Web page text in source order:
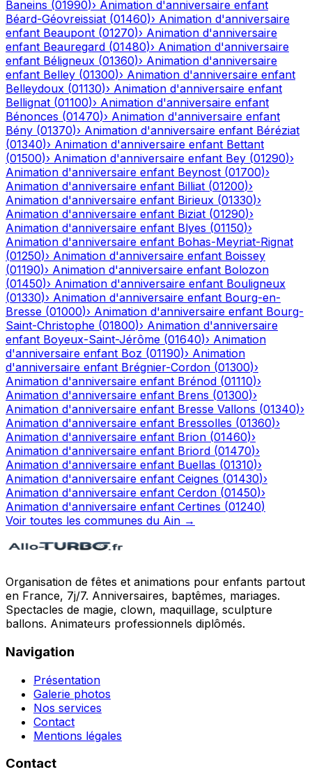
Baneins (01990)› Animation d'anniversaire enfant
Béard-Géovreissiat (01460)› Animation d'anniversaire
enfant Beaupont (01270)› Animation d'anniversaire
enfant Beauregard (01480)› Animation d'anniversaire
enfant Béligneux (01360)› Animation d'anniversaire
enfant Belley (01300)› Animation d'anniversaire enfant
Belleydoux (01130)› Animation d'anniversaire enfant
Bellignat (01100)› Animation d'anniversaire enfant
Bénonces (01470)› Animation d'anniversaire enfant
Bény (01370)› Animation d'anniversaire enfant Béréziat
(01340)› Animation d'anniversaire enfant Bettant
(01500)› Animation d'anniversaire enfant Bey (01290)›
Animation d'anniversaire enfant Beynost (01700)›
Animation d'anniversaire enfant Billiat (01200)›
Animation d'anniversaire enfant Birieux (01330)›
Animation d'anniversaire enfant Biziat (01290)›
Animation d'anniversaire enfant Blyes (01150)›
Animation d'anniversaire enfant Bohas-Meyriat-Rignat
(01250)› Animation d'anniversaire enfant Boissey
(01190)› Animation d'anniversaire enfant Bolozon
(01450)› Animation d'anniversaire enfant Bouligneux
(01330)› Animation d'anniversaire enfant Bourg-en-
Bresse (01000)› Animation d'anniversaire enfant Bourg-
Saint-Christophe (01800)› Animation d'anniversaire
enfant Boyeux-Saint-Jérôme (01640)› Animation
d'anniversaire enfant Boz (01190)› Animation
d'anniversaire enfant Brégnier-Cordon (01300)›
Animation d'anniversaire enfant Brénod (01110)›
Animation d'anniversaire enfant Brens (01300)›
Animation d'anniversaire enfant Bresse Vallons (01340)›
Animation d'anniversaire enfant Bressolles (01360)›
Animation d'anniversaire enfant Brion (01460)›
Animation d'anniversaire enfant Briord (01470)›
Animation d'anniversaire enfant Buellas (01310)›
Animation d'anniversaire enfant Ceignes (01430)›
Animation d'anniversaire enfant Cerdon (01450)›
Animation d'anniversaire enfant Certines (01240)
Voir toutes les communes du Ain →
Organisation de fêtes et animations pour enfants partout
en France, 7j/7. Anniversaires, baptêmes, mariages.
Spectacles de magie, clown, maquillage, sculpture
ballons. Animateurs professionnels diplômés.
Navigation
Présentation
Galerie photos
Nos services
Contact
Mentions légales
Contact